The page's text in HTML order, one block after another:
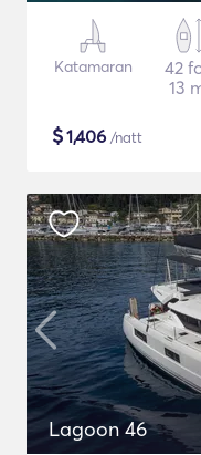
Katamaran
42
13
$1,406 /natt
Lagoon 46